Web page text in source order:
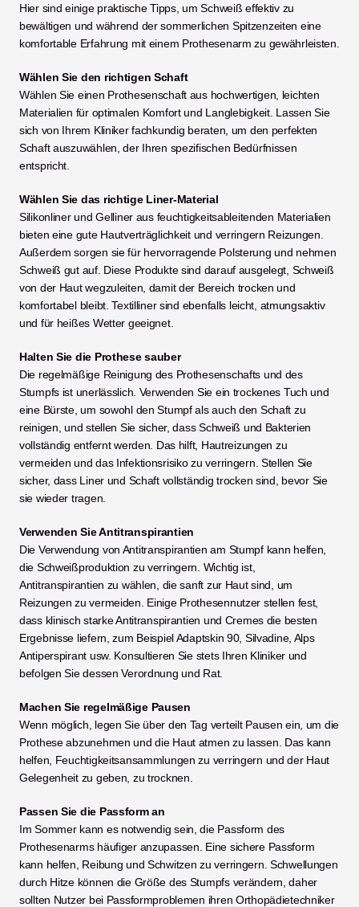
Hier sind einige praktische Tipps, um Schweiß effektiv zu
bewältigen und während der sommerlichen Spitzenzeiten eine
komfortable Erfahrung mit einem Prothesenarm zu gewährleisten.
Wählen Sie den richtigen Schaft
Wählen Sie einen Prothesenschaft aus hochwertigen, leichten
Materialien für optimalen Komfort und Langlebigkeit. Lassen Sie
sich von Ihrem Kliniker fachkundig beraten, um den perfekten
Schaft auszuwählen, der Ihren spezifischen Bedürfnissen
entspricht.
Wählen Sie das richtige Liner-Material
Silikonliner und Gelliner aus feuchtigkeitsableitenden Materialien
bieten eine gute Hautverträglichkeit und verringern Reizungen.
Außerdem sorgen sie für hervorragende Polsterung und nehmen
Schweiß gut auf. Diese Produkte sind darauf ausgelegt, Schweiß
von der Haut wegzuleiten, damit der Bereich trocken und
komfortabel bleibt. Textilliner sind ebenfalls leicht, atmungsaktiv
und für heißes Wetter geeignet.
Halten Sie die Prothese sauber
Die regelmäßige Reinigung des Prothesenschafts und des
Stumpfs ist unerlässlich. Verwenden Sie ein trockenes Tuch und
eine Bürste, um sowohl den Stumpf als auch den Schaft zu
reinigen, und stellen Sie sicher, dass Schweiß und Bakterien
vollständig entfernt werden. Das hilft, Hautreizungen zu
vermeiden und das Infektionsrisiko zu verringern. Stellen Sie
sicher, dass Liner und Schaft vollständig trocken sind, bevor Sie
sie wieder tragen.
Verwenden Sie Antitranspirantien
Die Verwendung von Antitranspirantien am Stumpf kann helfen,
die Schweißproduktion zu verringern. Wichtig ist,
Antitranspirantien zu wählen, die sanft zur Haut sind, um
Reizungen zu vermeiden. Einige Prothesennutzer stellen fest,
dass klinisch starke Antitranspirantien und Cremes die besten
Ergebnisse liefern, zum Beispiel Adaptskin 90, Silvadine, Alps
Antiperspirant usw. Konsultieren Sie stets Ihren Kliniker und
befolgen Sie dessen Verordnung und Rat.
Machen Sie regelmäßige Pausen
Wenn möglich, legen Sie über den Tag verteilt Pausen ein, um die
Prothese abzunehmen und die Haut atmen zu lassen. Das kann
helfen, Feuchtigkeitsansammlungen zu verringern und der Haut
Gelegenheit zu geben, zu trocknen.
Passen Sie die Passform an
Im Sommer kann es notwendig sein, die Passform des
Prothesenarms häufiger anzupassen. Eine sichere Passform
kann helfen, Reibung und Schwitzen zu verringern. Schwellungen
durch Hitze können die Größe des Stumpfs verändern, daher
sollten Nutzer bei Passformproblemen ihren Orthopädietechniker